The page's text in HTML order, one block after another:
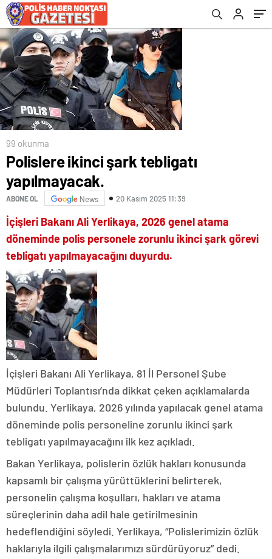
99 okunma
Polislere ikinci şark tebligatı
yapılmayacak.
ABONE OL News 20 Kasım 2025 11:39
İçişleri Bakanı Ali Yerlikaya, 2026 genel atama
döneminde polis personele zorunlu ikinci şark görevi
tebligatı yapılmayacağını duyurdu.
İçişleri Bakanı Ali Yerlikaya, 81 İl Personel Şube
Müdürleri Toplantısı’nda dikkat çeken açıklamalarda
bulundu. Yerlikaya, 2026 yılında yapılacak genel atama
döneminde polis personeline zorunlu ikinci şark
tebligatı yapılmayacağını ilk kez açıkladı.
Bakan Yerlikaya, polislerin özlük hakları konusunda
kapsamlı bir çalışma yürüttüklerini belirterek,
personelin çalışma koşulları, hakları ve atama
süreçlerinin daha adil hale getirilmesinin
hedeflendiğini söyledi. Yerlikaya, “Polislerimizin özlük
haklarıyla ilgili çalışmalarımızı sürdürüyoruz” dedi.
kararlı adımıdır